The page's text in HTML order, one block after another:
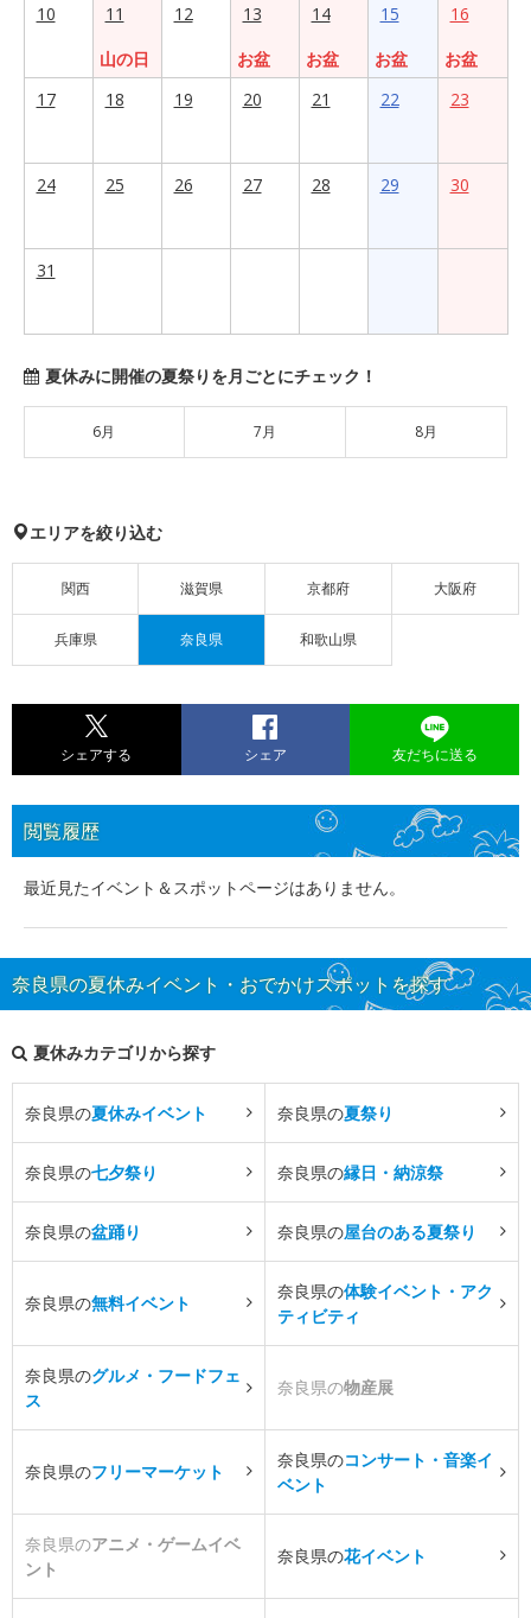
10
11
山の日
12
13
お盆
14
お盆
15
お盆
16
お盆
17
18 19 20 21 22 23
24 25 26 27 28 29 30
31
夏休みに開催の夏祭りを月ごとにチェック！
6月 7月 8月
エリアを絞り込む
関西 滋賀県 京都府 大阪府
兵庫県 奈良県 和歌山県
シェアする シェア 友だちに送る
閲覧履歴
最近見たイベント＆スポットページはありません。
奈良県の夏休みイベント・おでかけスポットを探す
夏休みカテゴリから探す
奈良県の夏休みイベント 奈良県の夏祭り
奈良県の七夕祭り 奈良県の縁日・納涼祭
奈良県の盆踊り 奈良県の屋台のある夏祭り
奈良県の無料イベント
奈良県の体験イベント・アク
ティビティ
奈良県のグルメ・フードフェ
ス
奈良県の物産展
奈良県のフリーマーケット
奈良県のコンサート・音楽イ
ベント
奈良県のアニメ・ゲームイベ
ント
奈良県の花イベント